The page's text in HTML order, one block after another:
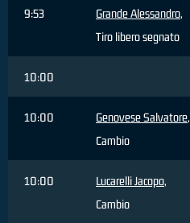
9:53 Grande Alessandro,
Tiro libero segnato
10:00
10:00 Genovese Salvatore,
Cambio
10:00 Lucarelli Jacopo,
Cambio